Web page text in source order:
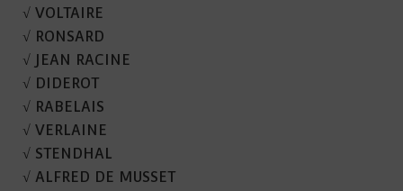
√ VOLTAIRE
√ RONSARD
√ JEAN RACINE
√ DIDEROT
√ RABELAIS
√ VERLAINE
√ STENDHAL
√ ALFRED DE MUSSET